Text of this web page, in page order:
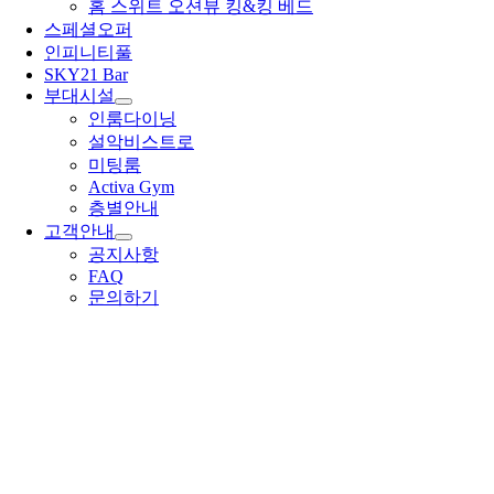
홈 스위트 오션뷰 킹&킹 베드
스페셜오퍼
인피니티풀
SKY21 Bar
부대시설
인룸다이닝
설악비스트로
미팅룸
Activa Gym
층별안내
고객안내
공지사항
FAQ
문의하기